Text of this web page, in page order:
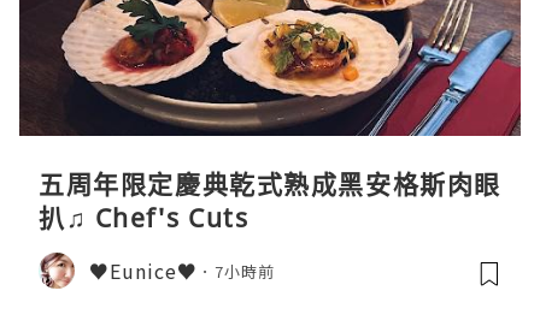
五周年限定慶典乾式熟成黑安格斯肉眼
扒♫ Chef's Cuts
♥Eunice♥ 7小時前